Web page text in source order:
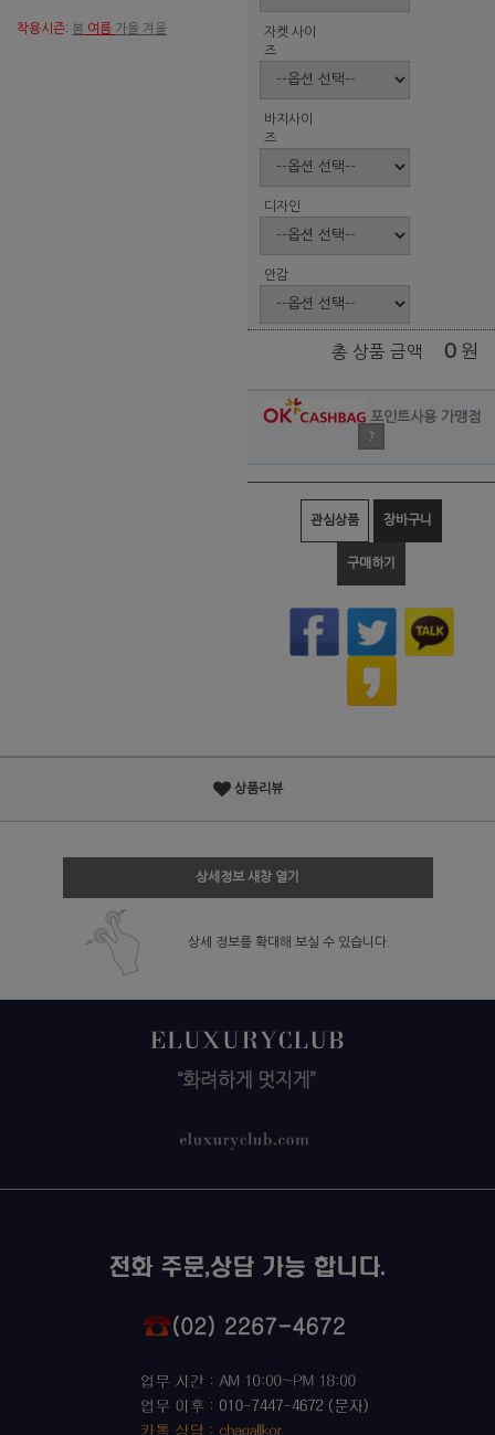
착용시즌: 봄 여름 가을 겨울
자켓 사이
즈
바지사이
즈
디자인
안감
총 상품 금액 0 원
포인트사용 가맹점
?
관심상품 장바구니
구매하기
상품리뷰
상세정보 새창 열기
상세 정보를 확대해 보실 수 있습니다.